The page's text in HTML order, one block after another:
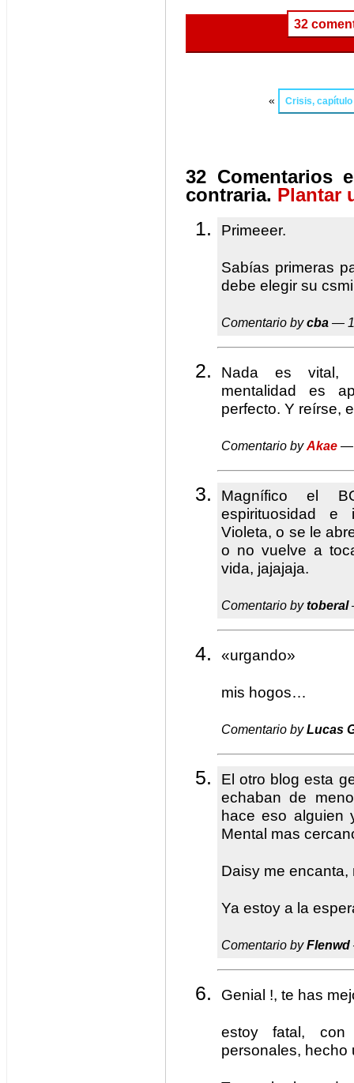
32
« Crisis,
32 Comentarios
contraria. Plantar
Primeeer.
Sabías primeras
debe elegir su
Comentario bycba —
Nada es vital,
mentalidad es
perfecto. Y reírse,
Comentario byAkae —
Magnífico el
espirituosidad e
Violeta, o se le
o no vuelve a
vida, jajajaja.
Comentario bytoberal
«urgando»
mis hogos…
Comentario byLucas
El otro blog esta
echaban de
hace eso alguien
Mental mas
Daisy me
Ya estoy a la
Comentario byFlenwd
Genial !, te has
estoy fatal, con
personales, hecho